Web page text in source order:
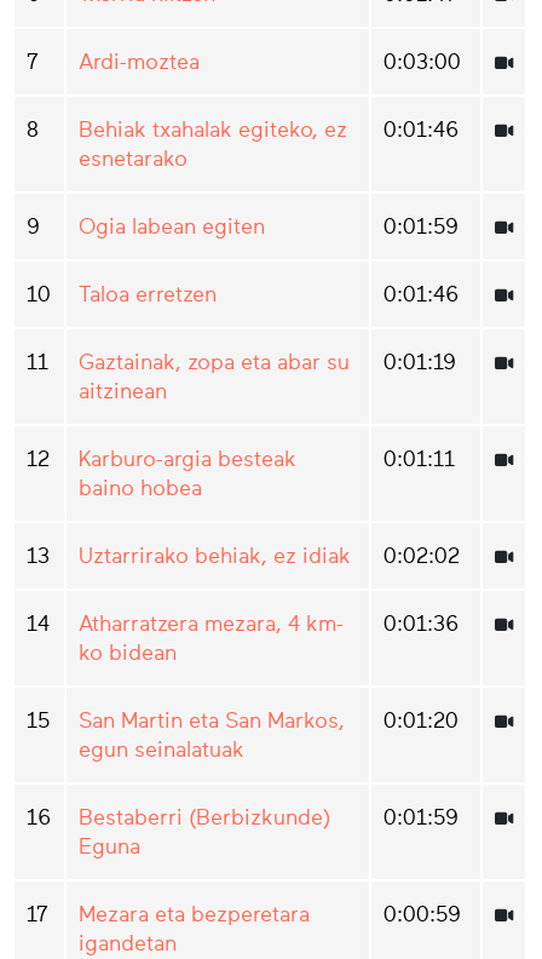
7 Ardi-moztea 0:03:00
8
Behiak txahalak egiteko, ez
esnetarako
0:01:46
9 Ogia labean egiten 0:01:59
10 Taloa erretzen 0:01:46
11
Gaztainak, zopa eta abar su
aitzinean
0:01:19
12
Karburo-argia besteak
baino hobea
0:01:11
13 Uztarrirako behiak, ez idiak 0:02:02
14
Atharratzera mezara, 4 km-
ko bidean
0:01:36
15
San Martin eta San Markos,
egun seinalatuak
0:01:20
16
Bestaberri (Berbizkunde)
Eguna
0:01:59
17
Mezara eta bezperetara
igandetan
0:00:59